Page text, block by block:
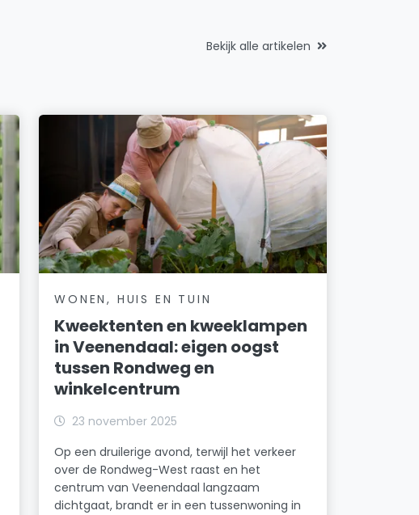
Bekijk alle artikelen
WONEN, HUIS EN TUIN
Kweektenten en kweeklampen
in Veenendaal: eigen oogst
tussen Rondweg en
winkelcentrum
23 november 2025
Op een druilerige avond, terwijl het verkeer
over de Rondweg-West raast en het
centrum van Veenendaal langzaam
dichtgaat, brandt er in een tussenwoning in